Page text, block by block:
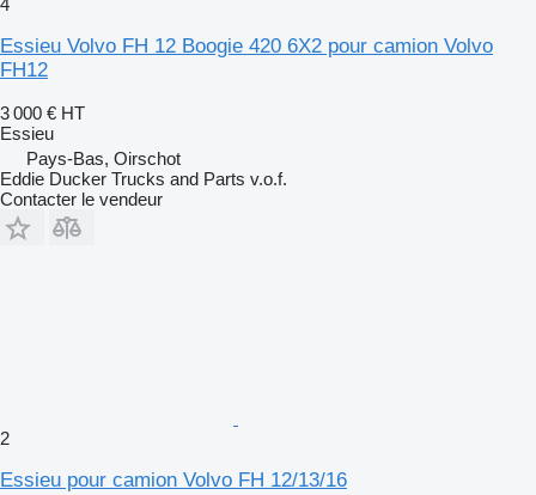
4
Essieu Volvo FH 12 Boogie 420 6X2 pour camion Volvo
FH12
3 000 € HT
Essieu
Pays-Bas, Oirschot
Eddie Ducker Trucks and Parts v.o.f.
Contacter le vendeur
2
Essieu pour camion Volvo FH 12/13/16